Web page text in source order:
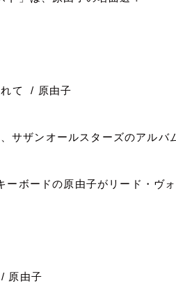
て / 原由子
サザンオールスターズのアルバ
ーボードの原由子がリード・ヴォ
原由子